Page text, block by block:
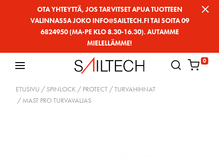
OTA YHTEYTTÄ, JOS TARVITSET APUA TUOTTEEN
VALINNASSA JOKO INFO@SAILTECH.FI TAI SOITA 09
6824950 (MA-PE KLO 8.30-16.30). AUTAMME
MIELELLÄMME!
0
ETUSIVU / SPINLOCK / PROTECT /TURVAHIHNAT
/ MAST PRO TURVAVALJAS